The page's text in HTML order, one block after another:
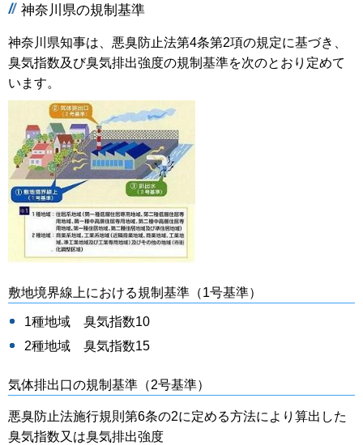
神奈川県の規制基準
神奈川県知事は、悪臭防止法第4条第2項の規定に基づき、
臭気指数及び臭気排出強度の規制基準を次のとおり定めて
います。
敷地境界線上における規制基準（1号基準）
1種地域 臭気指数10
2種地域 臭気指数15
気体排出口の規制基準（2号基準）
悪臭防止法施行規則第6条の2に定める方法により算出した
臭気指数又は臭気排出強度